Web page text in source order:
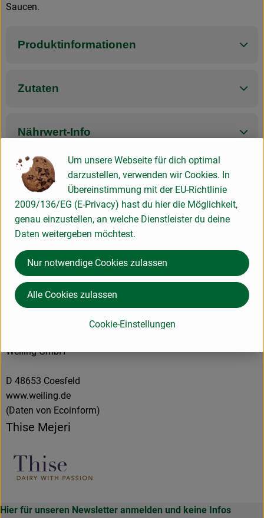
Saucen.
Produktinformationen
Zutaten
Nährwert-Info
Produktdatenblatt
Herkunft
Hersteller: Thise Meierei
Dänemark
Weiling GmbH
D 48653 Coesfeld
www.weiling.de
(Daten von Ecoinform)
Thise Mejeri
Hier für unseren Newsletter anmelden und keine Infos
Um unsere Webseite für dich optimal
darzustellen, verwenden wir Cookies. In
Übereinstimmung mit der EU-Richtlinie
2009/136/EG (E-Privacy) hast du hier die Möglichkeit,
genau einzustellen, an welche Dienstleister du deine
Daten weitergeben möchtest.
Cookie-Einstellungen
Nur notwendige Cookies zulassen
Alle Cookies zulassen